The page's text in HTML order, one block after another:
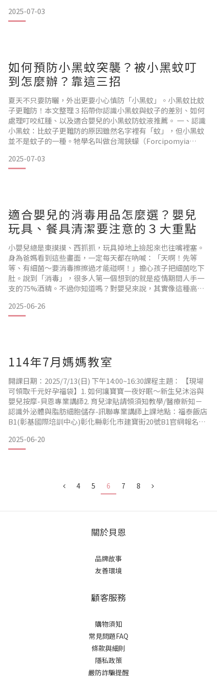
到居家防疫細節一次搞懂！ １．嬰兒可以戴口罩嗎？這個年齡
反而危險！⚠️我們都知道戴口罩是防疫的基本，但小兒科醫師
2025-07-03
如何預防小黑蚊突襲？被小黑蚊叮
到怎麼辦？靠這三招
夏天不只要防曬，外出更要小心慎防「小黑蚊」。小黑蚊比蚊
子更難防！本文整理３招帶你認識小黑蚊與蚊子的差別、如何
處理叮咬紅腫、以及適合嬰兒的小黑蚊防蚊液推薦。 一、認識
小黑蚊：比蚊子更難防的原因雖然名字裡有「蚊」，但小黑蚊
並不是蚊子的一種。牠學名叫做台灣鋏蠓（Forcipomyia
芝麻還小、幾乎無聲無影的昆蟲，比較喜歡在白天出沒，尤其
是在陰涼、潮濕的植物叢附近。 💡與蚊子的５大差別如下
2025-07-03
適合嬰兒的消毒用品怎麼選？嬰兒
玩具、餐具清潔要注意的３大重點
小嬰兒總是東摸摸、西抓抓，玩具掉地上撿起來也往嘴裡塞。
身為爸媽看到這些畫面，一定每天都在吶喊：「天啊！先等
等、有細菌～要消毒擦擦過才能碰啊！」擔心孩子把細菌吃下
肚。說到「消毒」，很多人第一個想到的就是疫情期間人手一
支的75%酒精。不過你知道嗎？對嬰兒來說，其實像這種高濃
內容指出很多家長習慣將玩具或用品先用酒精噴灑消毒後再給
寶寶使用，因為發展中的寶寶常常會把東西放進嘴巴咬，若寶
2025-06-26
114年7月媽媽教室
開課日期：2025/7/13(日) 下午14:00~16:30課程主題： 【現場
可領取千元好孕福袋】1. 如何讓寶寶一夜好眠〜新生兒沐浴與
嬰兒按摩-貝恩專業講師2. 育兒津貼請領須知教學/醫療新知－
認識外泌體與脂肪細胞儲存-訊聯專業講師上課地點：福泰飯店
B1(彰基國際培訓中心)彰化縣彰化市建寶街20號B1官網報名：
一本媽媽手冊限領一次 1.請攜帶媽媽手冊 2.領取贈品需全程參
與 3.為確保上課品質，請預先報名4夫妻同行禮：贈送寶寶紗布
2025-06-20
4 5 6 7 8
關於貝恩
品牌故事
友善環境
顧客服務
購物須知
常見問題FAQ
條款與細則
隱私政策
嚴防詐騙提醒